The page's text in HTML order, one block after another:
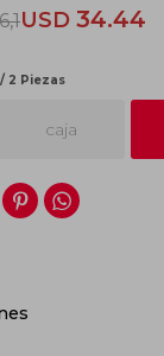
USD 34.44
2 Piezas
caja
 